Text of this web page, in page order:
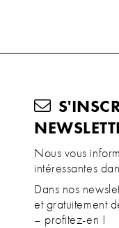
Nous vous
intéressantes
Dans nos
et gratuitement
– profitez-en !